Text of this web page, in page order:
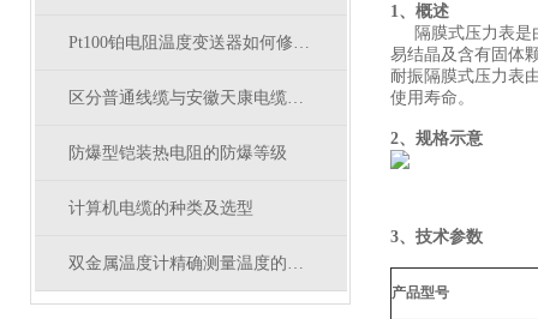
Pt100铂电阻温度变送器如何修改量程
区分普通线缆与安徽天康电缆，核心性能差异在哪
防爆型铠装热电阻的防爆等级
计算机电缆的种类及选型
双金属温度计精确测量温度的选择
1、概述
隔膜式压力表是
易结晶及含有固体
耐振隔膜式压力表
使用寿命。
2、规格示意
3、技术参数
产品型号